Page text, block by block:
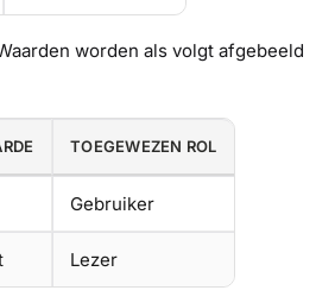
worden als volgt afgebeeld
TOEGEWEZEN ROL
Gebruiker
Lezer